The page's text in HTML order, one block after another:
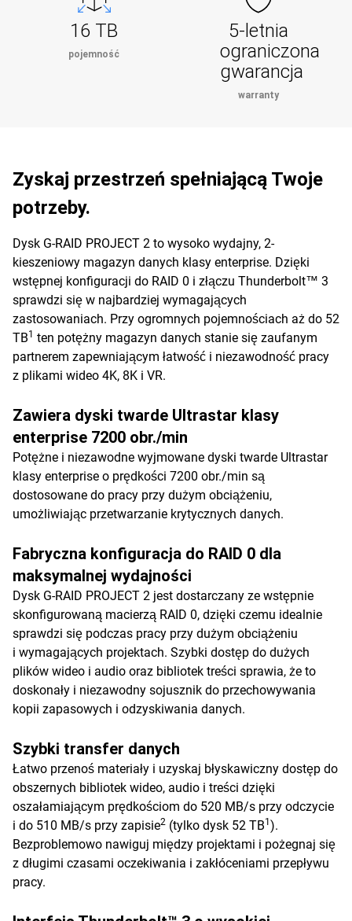
16 TB
pojemność
5-letnia
ograniczona
gwarancja
warranty
Zyskaj przestrzeń spełniającą Twoje
potrzeby.
Dysk G-RAID PROJECT 2 to wysoko wydajny, 2-
kieszeniowy magazyn danych klasy enterprise. Dzięki
wstępnej konfiguracji do RAID 0 i złączu Thunderbolt™ 3
sprawdzi się w najbardziej wymagających
zastosowaniach. Przy ogromnych pojemnościach aż do 52
TB1 ten potężny magazyn danych stanie się zaufanym
partnerem zapewniającym łatwość i niezawodność pracy
z plikami wideo 4K, 8K i VR.
Zawiera dyski twarde Ultrastar klasy
enterprise 7200 obr./min
Potężne i niezawodne wyjmowane dyski twarde Ultrastar
klasy enterprise o prędkości 7200 obr./min są
dostosowane do pracy przy dużym obciążeniu,
umożliwiając przetwarzanie krytycznych danych.
Fabryczna konfiguracja do RAID 0 dla
maksymalnej wydajności
Dysk G-RAID PROJECT 2 jest dostarczany ze wstępnie
skonfigurowaną macierzą RAID 0, dzięki czemu idealnie
sprawdzi się podczas pracy przy dużym obciążeniu
i wymagających projektach. Szybki dostęp do dużych
plików wideo i audio oraz bibliotek treści sprawia, że to
doskonały i niezawodny sojusznik do przechowywania
kopii zapasowych i odzyskiwania danych.
Szybki transfer danych
Łatwo przenoś materiały i uzyskaj błyskawiczny dostęp do
obszernych bibliotek wideo, audio i treści dzięki
oszałamiającym prędkościom do 520 MB/s przy odczycie
i do 510 MB/s przy zapisie2 (tylko dysk 52 TB1 ).
Bezproblemowo nawiguj między projektami i pożegnaj się
z długimi czasami oczekiwania i zakłóceniami przepływu
pracy.